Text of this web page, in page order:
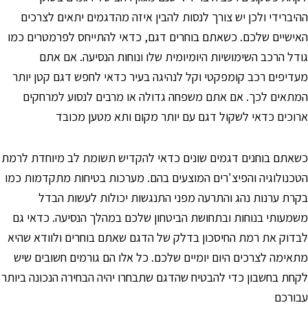
ולכן יש צורך לנסות להבין איזה מהדגמים יתאים לצרכים
שלכם. כשאתם בוחרים דגם, כדאי להתייחס לפרמטרים כמו
הרכב השימושיות היומיומית שלו ונוחות הנסיעה. אם אתם
רכב קומפקטי וקל לנהיגה בעיר כדאי לחפש דגם קטן יותר
לכך. אם אתם משפחה גדולה או מרבים לנסוע למרחקים
כדאי לשקול דגם עם יותר מקום ותא מטען מכובד
בוחנים דגמים שונים כדאי להקדיש תשומת לב מיוחדת לרמת
והפיצ'רים המוצעים בהם. מערכות בטיחות מתקדמות כמו
ערנות נהג והתרעה מפני התנגשות יכולות לעשות הבדל
בנוחות ובתחושת הביטחון שלכם במהלך הנסיעה. כדאי גם
את רמת החיסכון בדלק של הדגם שאתם בוחרים ולוודא שהיא
לצרכים היום יומיים שלכם. כל אלו הם גורמים חשובים שיש
בחשבון כדי להבטיח שהדגם שתבחרו יהיה הבחירה הנכונה ביותר